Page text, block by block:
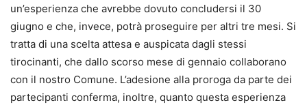
un’esperienza che avrebbe dovuto concludersi il 30
giugno e che, invece, potrà proseguire per altri tre mesi. Si
tratta di una scelta attesa e auspicata dagli stessi
tirocinanti, che dallo scorso mese di gennaio collaborano
con il nostro Comune. L’adesione alla proroga da parte dei
partecipanti conferma, inoltre, quanto questa esperienza